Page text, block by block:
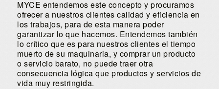
MYCE entendemos este concepto y procuramos
ofrecer a nuestros clientes calidad y eficiencia en
los trabajos, para de esta manera poder
garantizar lo que hacemos. Entendemos también
lo crítico que es para nuestros clientes el tiempo
muerto de su maquinaria, y comprar un producto
o servicio barato, no puede traer otra
consecuencia lógica que productos y servicios de
vida muy restringida.